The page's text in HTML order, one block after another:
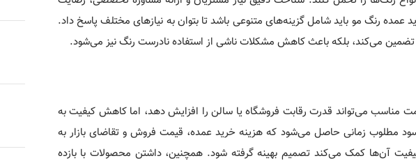
عمده رنگ مو باید شامل گزینه‌های متنوعی باشد تا بتوان به نیازهای مختلف پاسخ داد.
تضمین می‌کند، بلکه باعث کاهش مشکلات ناشی از استفاده نادرست رنگ نیز می‌شود.
مناسب می‌تواند قدرت رقابت فروشگاه یا سالن را افزایش دهد، اما کاهش کیفیت به
سود مطلوب زمانی حاصل می‌شود که هزینه خرید عمده، قیمت فروش و تقاضای بازار به
آن‌ها کمک می‌کند تصمیم بهینه گرفته شود. همچنین، داشتن محصولات با بازده